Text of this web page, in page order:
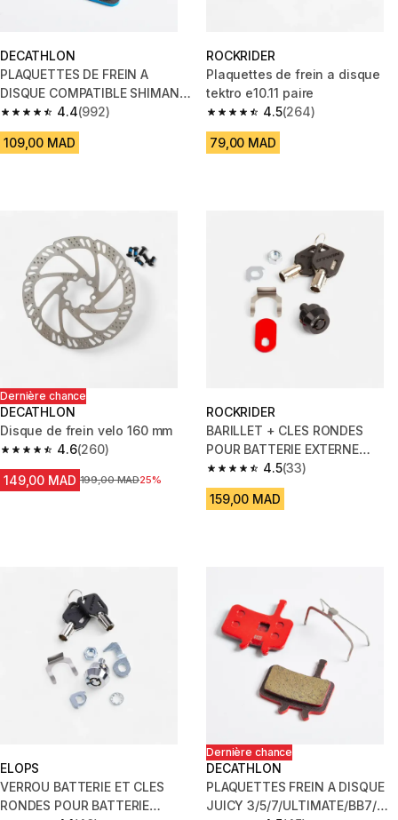
DECATHLON
PLAQUETTES DE FREIN A
DISQUE COMPATIBLE SHIMANO
DEORE /TEKTRO SEMI
METALLIQUE
4.4
4.4 out of 5 stars from 992 reviews
(992)
109,00 MAD
ROCKRIDER
Plaquettes de frein a disque
tektro e10.11 paire
4.5
4.5 out of 5 stars from 264
(264)
79,00 MAD
Dernière chance
DECATHLON
Disque de frein velo 160 mm
4.6
4.6 out of 5 stars from 260 reviews
(260)
149,00 MAD Prix avant la réduction
199,00 MAD25%
ROCKRIDER
BARILLET + CLES RONDES
POUR BATTERIE EXTERNE
ROCKRIDER/RIVERSIDE
4.5
4.5 out of 5 stars from 33
(33)
159,00 MAD
ELOPS
VERROU BATTERIE ET CLES
RONDES POUR BATTERIE
Dernière chance
DECATHLON
PLAQUETTES FREIN A DISQUE
JUICY 3/5/7/ULTIMATE/BB7/